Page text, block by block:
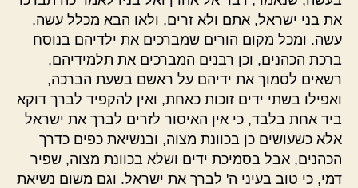
את בני ישראל, אתם ולא זרים, ולאו הבא מכלל עשה,
עשה. ומכל מקום הורים שמברכים את ילדיהם בנוסח
ברכת הכהנים, וכן רבנים המברכים את תלמידיהם,
רשאים לסמוך את ידיהם על ראשם בשעת הברכה,
ואפילו בשתי ידים זוכות כאחת, ואין להקפיד לברך דוקא
ביד אחת בלבד, כי אין האיסור לזרים לברך את ישראל
אלא כשעושים כן בכוונת מצוה, ובנשיאת כפים כדרך
הכהנים, אבל בסמיכת ידים ושלא בכוונת מצוה, שפיר
דמי, כי טוב בעיני ה' לברך את ישראל. וגם משום נשיאת